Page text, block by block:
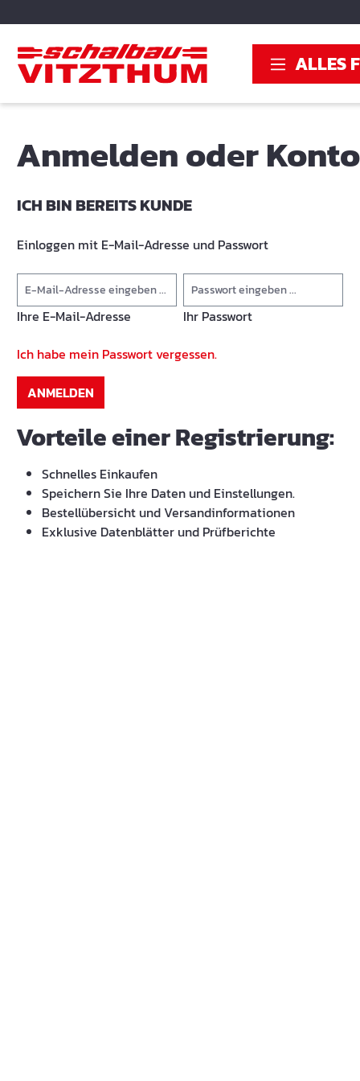
ALLES
Anmelden oder
ICH BIN BEREITS KUNDE
Einloggen mit E-Mail-Adresse und Passwort
Ihre E-Mail-Adresse
Ihr Passwort
Ich habe mein Passwort vergessen.
ANMELDEN
Vorteile einer Registrierung:
Schnelles Einkaufen
Speichern Sie Ihre Daten und Einstellungen.
Bestellübersicht und Versandinformationen
Exklusive Datenblätter und Prüfberichte